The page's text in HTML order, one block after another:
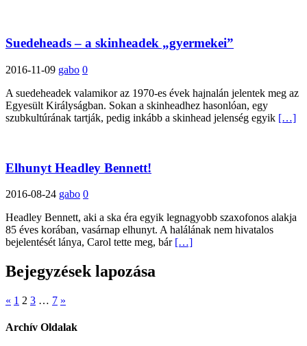
Suedeheads – a skinheadek „gyermekei”
2016-11-09 gabo 0
A suedeheadek valamikor az 1970-es évek hajnalán jelentek meg az
Egyesült Királyságban. Sokan a skinheadhez hasonlóan, egy
szubkultúrának tartják, pedig inkább a skinhead jelenség egyik […]
Elhunyt Headley Bennett!
2016-08-24 gabo 0
Headley Bennett, aki a ska éra egyik legnagyobb szaxofonos alakja
85 éves korában, vasárnap elhunyt. A halálának nem hivatalos
bejelentését lánya, Carol tette meg, bár […]
Bejegyzések lapozása
« 1 2 3 … 7 »
Archív Oldalak